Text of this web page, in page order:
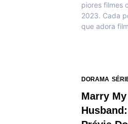
piores filmes
2023. Cada
que adora
DORAMA
Marry My
Husband: